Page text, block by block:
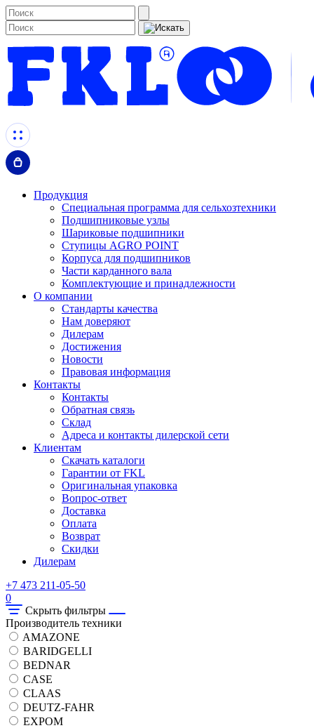
Продукция
Специальная программа для сельхозтехники
Подшипниковые узлы
Шариковые подшипники
Ступицы AGRO POINT
Корпуса для подшипников
Части карданного вала
Комплектующие и принадлежности
О компании
Стандарты качества
Нам доверяют
Дилерам
Достижения
Новости
Правовая информация
Контакты
Контакты
Обратная связь
Склад
Адреса и контакты дилерской сети
Клиентам
Скачать каталоги
Гарантии от FKL
Оригинальная упаковка
Вопрос-ответ
Доставка
Оплата
Возврат
Скидки
Дилерам
+7 473 211-05-50
0
Скрыть фильтры
Производитель техники
AMAZONE
BARIDGELLI
BEDNAR
CASE
CLAAS
DEUTZ-FAHR
EXPOM